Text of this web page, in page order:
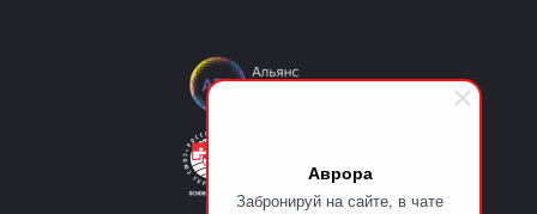
Аврора
Забронируй на сайте, в чате